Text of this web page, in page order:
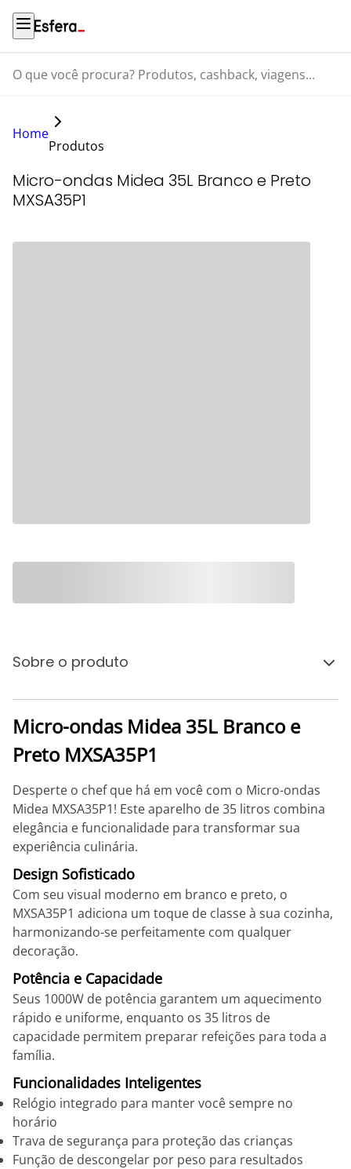
O que você procura? Produtos, cashback, viagens...
Home
Produtos
Micro-ondas Midea 35L Branco e Preto
MXSA35P1
Sobre o produto
Micro-ondas Midea 35L Branco e
Preto MXSA35P1
Desperte o chef que há em você com o Micro-ondas
Midea MXSA35P1! Este aparelho de 35 litros combina
elegância e funcionalidade para transformar sua
experiência culinária.
Design Sofisticado
Com seu visual moderno em branco e preto, o
MXSA35P1 adiciona um toque de classe à sua cozinha,
harmonizando-se perfeitamente com qualquer
decoração.
Potência e Capacidade
Seus 1000W de potência garantem um aquecimento
rápido e uniforme, enquanto os 35 litros de
capacidade permitem preparar refeições para toda a
família.
Funcionalidades Inteligentes
Relógio integrado para manter você sempre no
horário
Trava de segurança para proteção das crianças
Função de descongelar por peso para resultados